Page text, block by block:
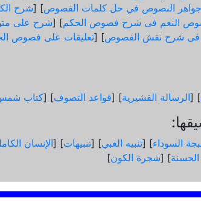
النصوص في حل كلمات الفصوص] [شرح
النعم فى شرح فصوص الحكم] [شرح على
فى شرح نقش الفصوص] [تعليقات على فصوص
] [الرسالة القشيرية] [قواعد التصوف] [كتاب
السوداء] [تنبيه الغبي] [تنبيهات] [الإنسان
] [شجرة الكون]